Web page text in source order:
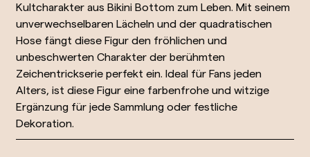
Kultcharakter aus Bikini Bottom zum Leben. Mit seinem
unverwechselbaren Lächeln und der quadratischen
Hose fängt diese Figur den fröhlichen und
unbeschwerten Charakter der berühmten
Zeichentrickserie perfekt ein. Ideal für Fans jeden
Alters, ist diese Figur eine farbenfrohe und witzige
Ergänzung für jede Sammlung oder festliche
Dekoration.